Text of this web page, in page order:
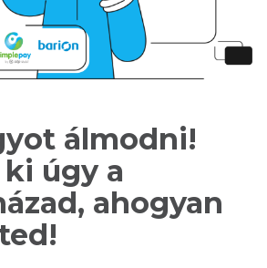
álmodni!
úgy a
ahogyan